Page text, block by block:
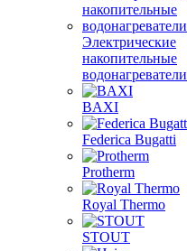
Электрические
накопительные
водонагреватели
BAXI
Federica Bugatti
Protherm
Royal Thermo
STOUT